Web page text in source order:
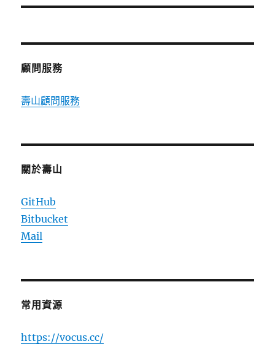
篇
章:
顧問服務
壽山顧問服務
關於壽山
GitHub
Bitbucket
Mail
常用資源
https://vocus.cc/